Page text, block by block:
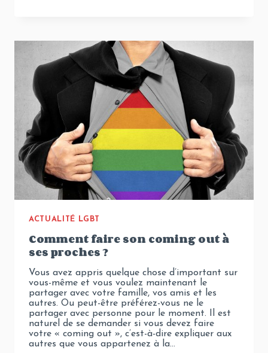
AU
JAPON
ACTUALITÉ LGBT
Comment faire son coming out à
ses proches ?
Vous avez appris quelque chose d’important sur
vous-même et vous voulez maintenant le
partager avec votre famille, vos amis et les
autres. Ou peut-être préférez-vous ne le
partager avec personne pour le moment. Il est
naturel de se demander si vous devez faire
votre « coming out », c’est-à-dire expliquer aux
autres que vous appartenez à la…